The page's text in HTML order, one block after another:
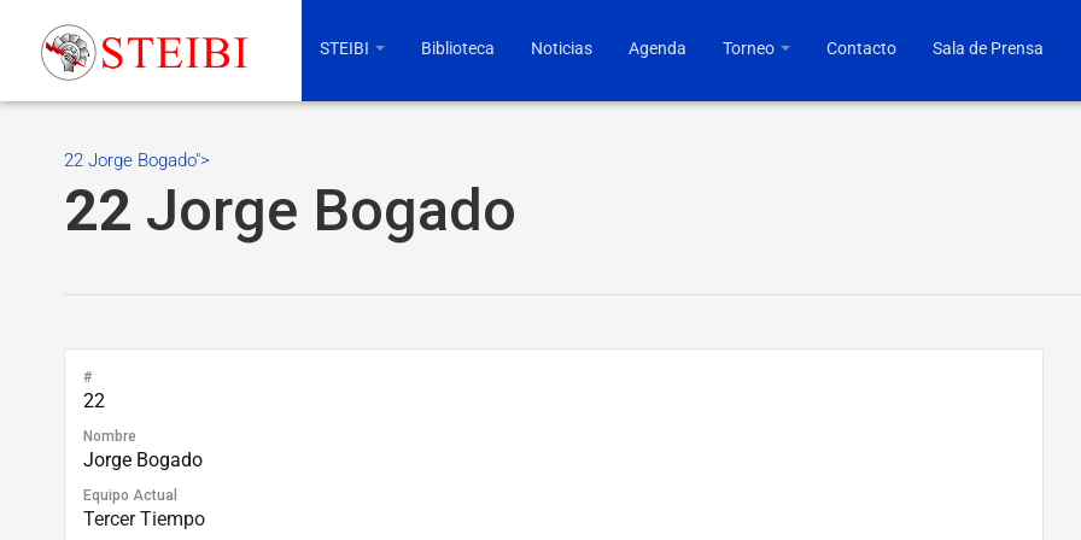
STEIBI Biblioteca Noticias Agenda Torneo Contacto Sala de Prensa
22 Jorge Bogado">
22 Jorge Bogado
#
22
Nombre
Jorge Bogado
Equipo Actual
Tercer Tiempo